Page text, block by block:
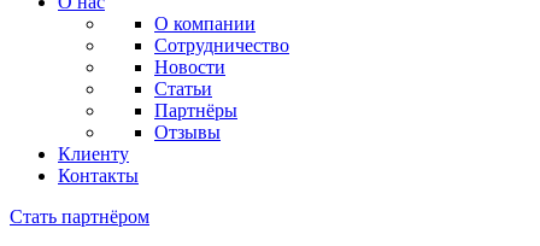
О компании
Сотрудничество
Новости
Статьи
Партнёры
Отзывы
Клиенту
Контакты
Стать партнёром